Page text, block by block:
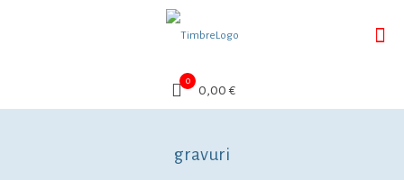
0
0,00 €
gravuri